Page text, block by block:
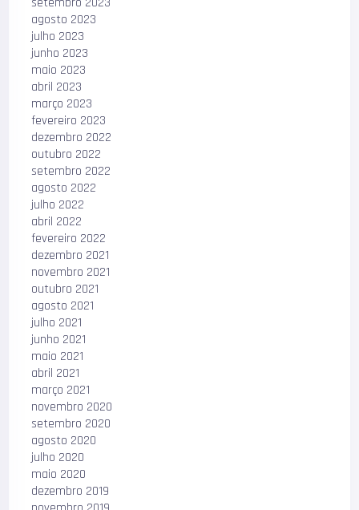
agosto 2023
julho 2023
junho 2023
maio 2023
abril 2023
março 2023
fevereiro 2023
dezembro 2022
outubro 2022
setembro 2022
agosto 2022
julho 2022
abril 2022
fevereiro 2022
dezembro 2021
novembro 2021
outubro 2021
agosto 2021
julho 2021
junho 2021
maio 2021
abril 2021
março 2021
novembro 2020
setembro 2020
agosto 2020
julho 2020
maio 2020
dezembro 2019